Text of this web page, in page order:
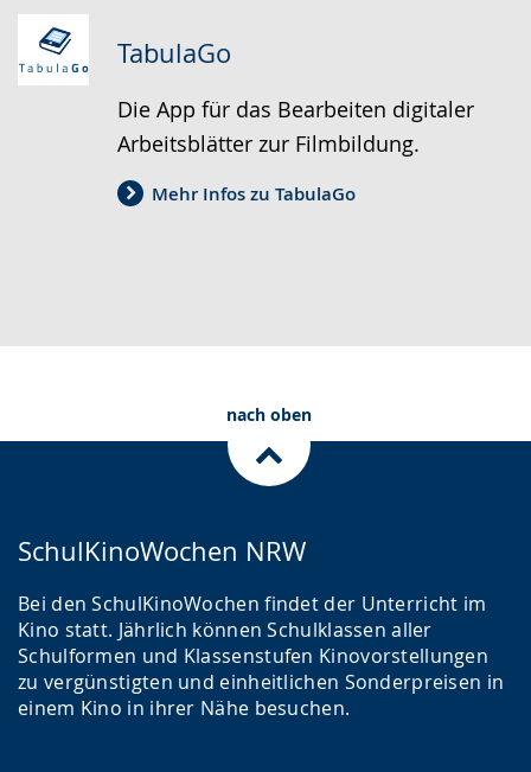
TabulaGo
Die App für das Bearbeiten digitaler
Arbeitsblätter zur Filmbildung.
Mehr Infos zu TabulaGo
nach oben
SchulKinoWochen NRW
Bei den SchulKinoWochen findet der Unterricht im
Kino statt. Jährlich können Schulklassen aller
Schulformen und Klassenstufen Kinovorstellungen
zu vergünstigten und einheitlichen Sonderpreisen in
einem Kino in ihrer Nähe besuchen.